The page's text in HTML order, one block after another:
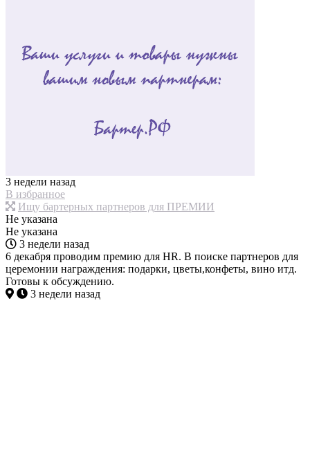
3 недели назад
В избранное
Ищу бартерных партнеров для ПРЕМИИ
Не указана
Не указана
3 недели назад
6 декабря проводим премию для HR. В поиске партнеров для
церемонии награждения: подарки, цветы,конфеты, вино итд.
Готовы к обсуждению.
3 недели назад